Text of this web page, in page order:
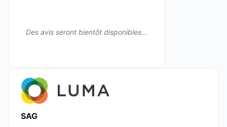
Des avis seront bientôt disponibles...
SAG